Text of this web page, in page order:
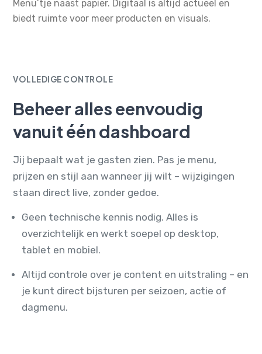
Menu’tje naast papier. Digitaal is altijd actueel en
biedt ruimte voor meer producten en visuals.
VOLLEDIGE CONTROLE
Beheer alles eenvoudig
vanuit één dashboard
Jij bepaalt wat je gasten zien. Pas je menu,
prijzen en stijl aan wanneer jij wilt – wijzigingen
staan direct live, zonder gedoe.
Geen technische kennis nodig. Alles is
overzichtelijk en werkt soepel op desktop,
tablet en mobiel.
Altijd controle over je content en uitstraling – en
je kunt direct bijsturen per seizoen, actie of
dagmenu.